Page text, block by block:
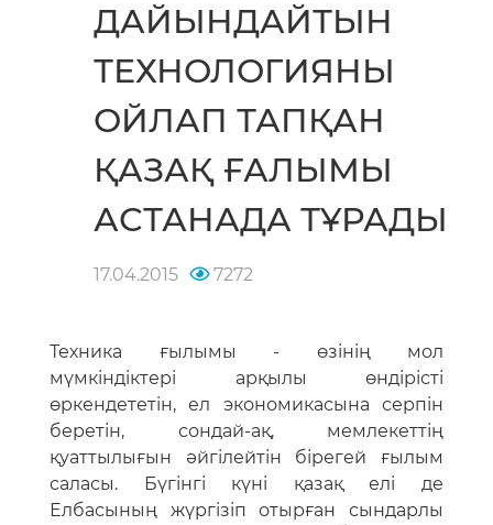
ДАЙЫНДАЙТЫН
ТЕХНОЛОГИЯНЫ
ОЙЛАП ТАПҚАН
ҚАЗАҚ ҒАЛЫМЫ
АСТАНАДА ТҰРАДЫ
17.04.2015 7272
Техника ғылымы - өзінің мол
мүмкіндіктері арқылы өндірісті
өркендететін, ел экономикасына серпін
беретін, сондай-ақ, мемлекеттің
қуаттылығын әйгілейтін бірегей ғылым
саласы. Бүгінгі күні қазақ елі де
Елбасының жүргізіп отырған сындарлы